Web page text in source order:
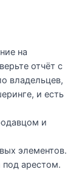
на
отчёт с
владельцев,
и есть
и
элементов.
под арестом.